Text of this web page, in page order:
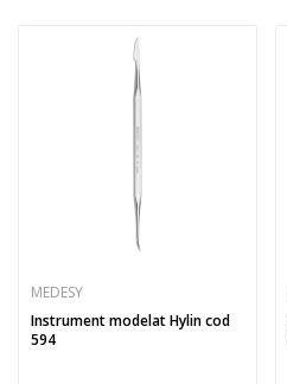
MEDESY
Instrument modelat Hylin cod
594